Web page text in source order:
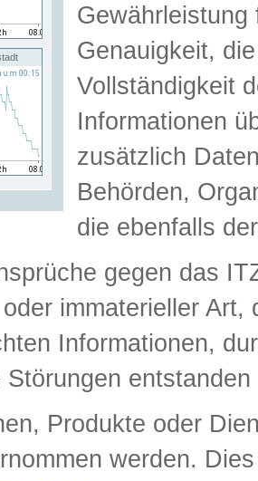
Genauigkeit,
Vollständigkeit
Informationen
zusätzlich
Behörden,
die ebenfalls
gegen das
immaterieller
Informationen,
Störungen
Produkte oder
werden.